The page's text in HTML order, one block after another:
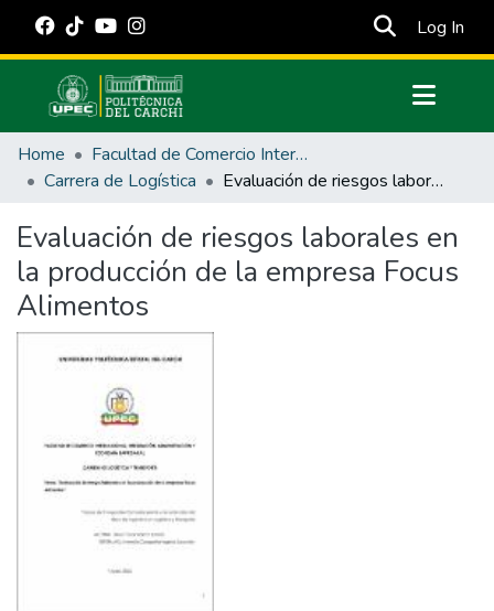
Log In
Communities & Collections
All of DSpace
Estadísticas Externas
Manuales
Home
Facultad de Comercio Internacional, Integración, Administración y Economía Empresarial
Carrera de Logística
Evaluación de riesgos laborales en la producción de la empresa Focus Alimentos
Evaluación de riesgos laborales en
la producción de la empresa Focus
Alimentos